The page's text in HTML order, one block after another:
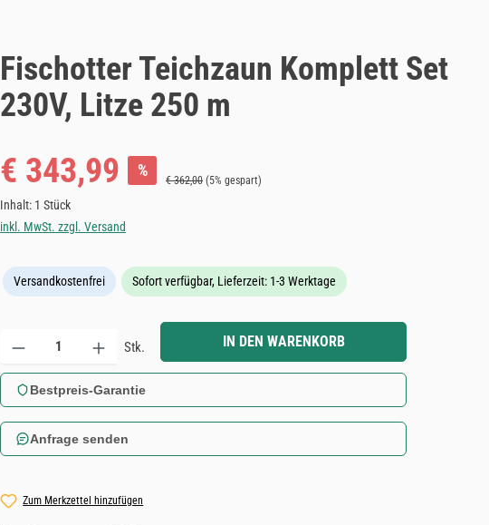
Fischotter Teichzaun Komplett Set
230V, Litze 250 m
Verkaufspreis:
€ 343,99 % Regulärer Preis:
€ 362,00 (5% gespart)
Inhalt: 1 Stück
inkl. MwSt. zzgl. Versand
Versandkostenfrei Sofort verfügbar, Lieferzeit: 1-3 Werktage
Produkt Anzahl: Gib den gewünschten Wert ein oder benutze die Schaltflächen um die Anzahl zu
Stk. IN DEN WARENKORB
Bestpreis-Garantie
Anfrage senden
Zum Merkzettel hinzufügen